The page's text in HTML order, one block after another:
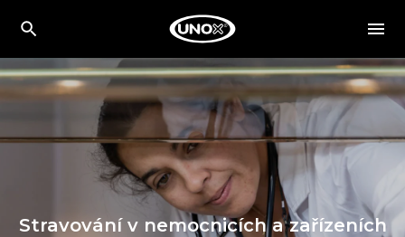
Stravování v nemocnicích a zařízeních